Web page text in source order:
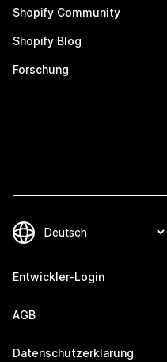
Shopify Community
Shopify Blog
Forschung
Entwickler-Login
AGB
Datenschutzerklärung